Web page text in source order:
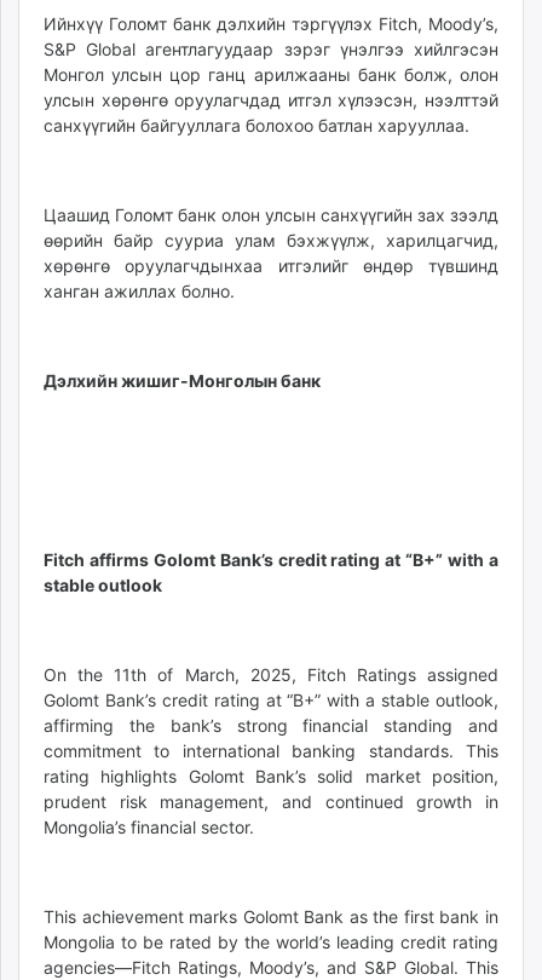
fact.mn
itoim.mn
tumen.mn
shuum.mn
times.mn
unegui.mn
assa.mn
toim.mn
unread.today
Ийнхүү Голомт банк дэлхийн тэргүүлэх Fitch, Moody’s,
S&P Global агентлагуудаар зэрэг үнэлгээ хийлгэсэн
Монгол улсын цор ганц арилжааны банк болж, олон
улсын хөрөнгө оруулагчдад итгэл хүлээсэн, нээлттэй
санхүүгийн байгууллага болохоо батлан харууллаа.
Цаашид Голомт банк олон улсын санхүүгийн зах зээлд
өөрийн байр сууриа улам бэхжүүлж, харилцагчид,
хөрөнгө оруулагчдынхаа итгэлийг өндөр түвшинд
ханган ажиллах болно.
Дэлхийн жишиг-Монголын банк
Fitch affirms Golomt Bank’s credit rating at “B+” with a
stable outlook
On the 11th of March, 2025, Fitch Ratings assigned
Golomt Bank’s credit rating at “B+” with a stable outlook,
affirming the bank’s strong financial standing and
commitment to international banking standards. This
rating highlights Golomt Bank’s solid market position,
prudent risk management, and continued growth in
Mongolia’s financial sector.
This achievement marks Golomt Bank as the first bank in
Mongolia to be rated by the world’s leading credit rating
agencies—Fitch Ratings, Moody’s, and S&P Global. This